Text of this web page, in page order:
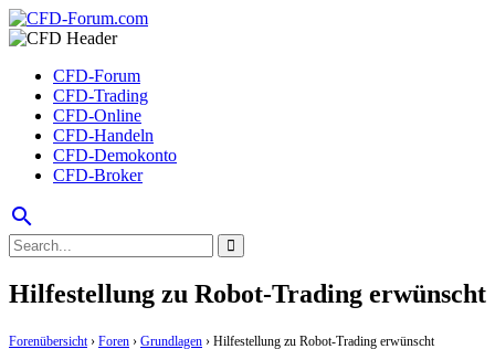
CFD-Forum
CFD-Trading
CFD-Online
CFD-Handeln
CFD-Demokonto
CFD-Broker
search
Hilfestellung zu Robot-Trading erwünscht
Forenübersicht › Foren › Grundlagen › Hilfestellung zu Robot-Trading erwünscht